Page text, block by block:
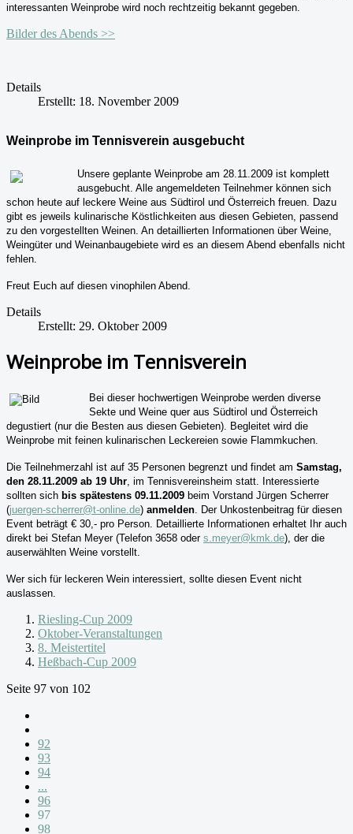
interessanten Weinprobe wird noch rechtzeitig bekannt gegeben.
Bilder des Abends >>
Details
Erstellt: 18. November 2009
Weinprobe im Tennisverein ausgebucht
Unsere geplante Weinprobe am 28.11.2009 ist komplett
ausgebucht. Alle angemeldeten Teilnehmer können sich
schon heute auf leckere Weine aus Südtirol und Österreich freuen. Dazu
gibt es jeweils kulinarische Köstlichkeiten aus diesen Gebieten, passend
zu den vorgestellten Weinen. An detaillierten Informationen über Weine,
Weingüter und Weinanbaugebiete wird es an diesem Abend ebenfalls nicht
fehlen.
Freut Euch auf diesen vinophilen Abend.
Details
Erstellt: 29. Oktober 2009
Weinprobe im Tennisverein
Bei dieser hochwertigen Weinprobe werden diverse
Sekte und Weine quer aus Südtirol und Österreich
degustiert (nur die Besten aus diesen Gebieten). Begleitet wird die
Weinprobe mit feinen kulinarischen Leckereien sowie Flammkuchen.
Die Teilnehmerzahl ist auf 35 Personen begrenzt und findet am Samstag,
den 28.11.2009 ab 19 Uhr, im Tennisvereinsheim statt. Interessierte
sollten sich bis spätestens 09.11.2009 beim Vorstand Jürgen Scherrer
(juergen-scherrer@t-online.de) anmelden. Der Unkostenbeitrag für diesen
Event beträgt € 30,- pro Person. Detaillierte Informationen erhaltet Ihr auch
direkt bei Stefan Meyer(Telefon 3658 oder s.meyer@kmk.de), der die
auserwählten Weine vorstellt.
Wer sich für leckeren Wein interessiert, sollte diesen Event nicht
auslassen.
Riesling-Cup 2009
Oktober-Veranstaltungen
8. Meistertitel
Heßbach-Cup 2009
Seite 97 von 102
92
93
94
...
96
97
98